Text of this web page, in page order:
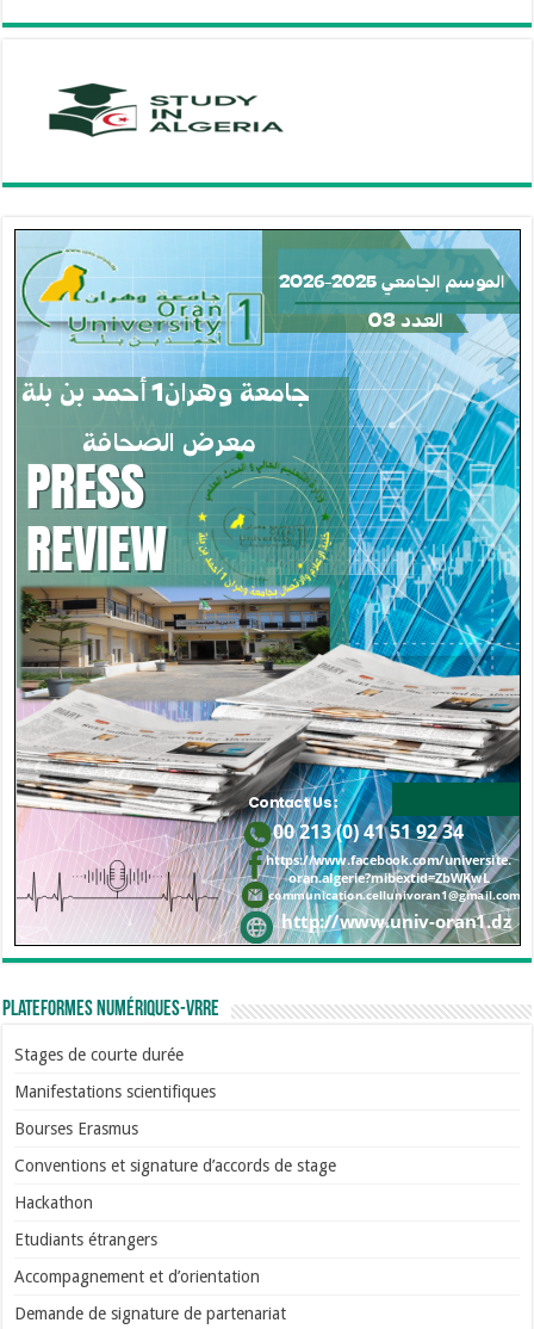
Plateformes numériques-VRRE
Stages de courte durée
Manifestations scientifiques
Bourses Erasmus
Conventions et signature d’accords de stage
Hackathon
Etudiants étrangers
Accompagnement et d’orientation
Demande de signature de partenariat